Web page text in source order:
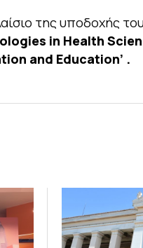
της υποδοχής
in Health
and Education’ .